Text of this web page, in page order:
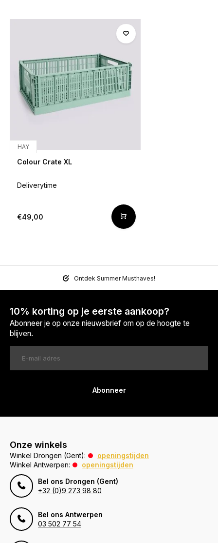
HAY
Colour Crate XL
Deliverytime
€49,00
Ontdek Summer Musthaves!
10% korting op je eerste aankoop?
Abonneer je op onze nieuwsbrief om op de hoogte te
blijven.
Abonneer
Onze winkels
Winkel Drongen (Gent):
openingstijden
Winkel Antwerpen:
openingstijden
Bel ons Drongen (Gent)
+32 (0)9 273 98 80
Bel ons Antwerpen
03 502 77 54